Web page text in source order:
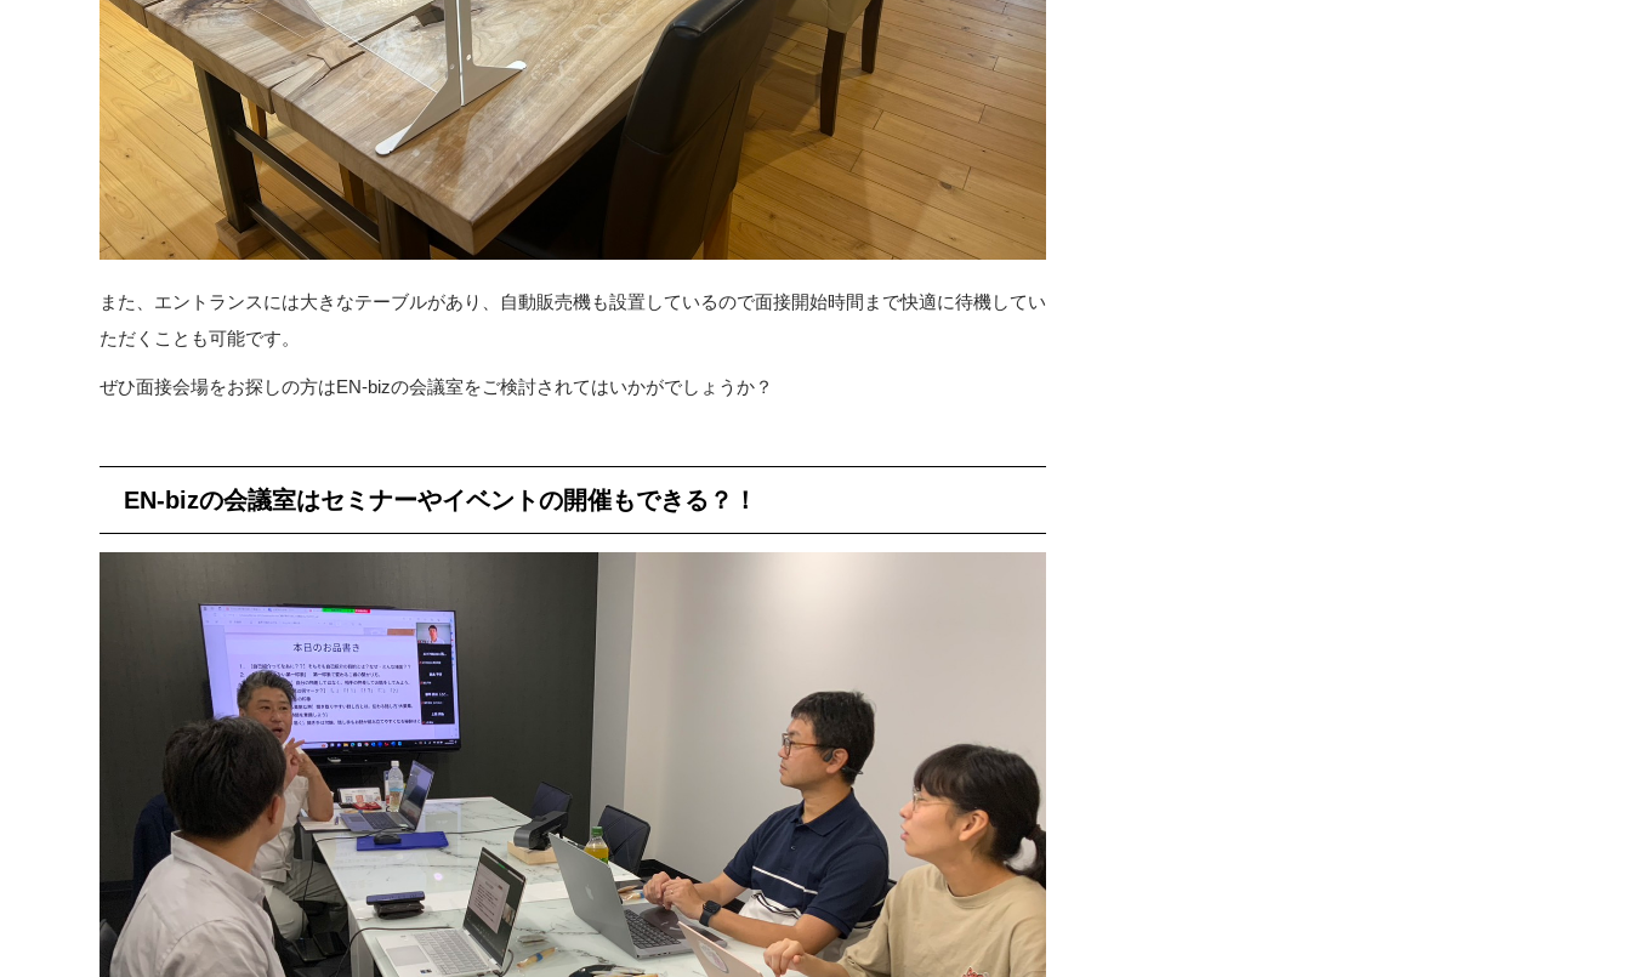
また、エントランスには大きなテーブルがあり、自動販売機も設置しているので面接開始時間まで快適に待機してい
ただくことも可能です。
ぜひ面接会場をお探しの方はEN-bizの会議室をご検討されてはいかがでしょうか？
EN-bizの会議室はセミナーやイベントの開催もできる？！